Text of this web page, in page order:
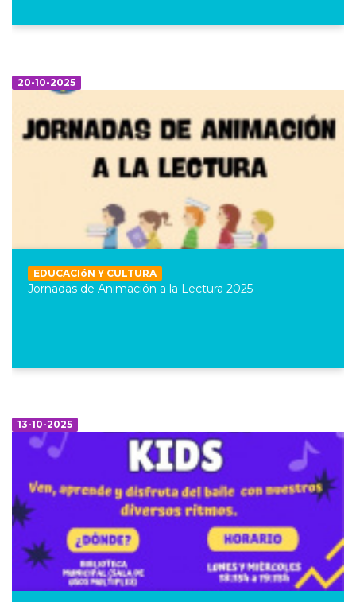
20-10-2025
EDUCACIóN Y CULTURA
Jornadas de Animación a la Lectura 2025
13-10-2025